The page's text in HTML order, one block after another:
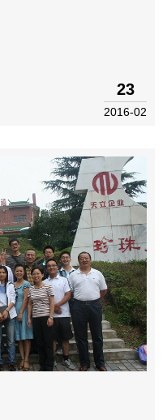
23
2016-02